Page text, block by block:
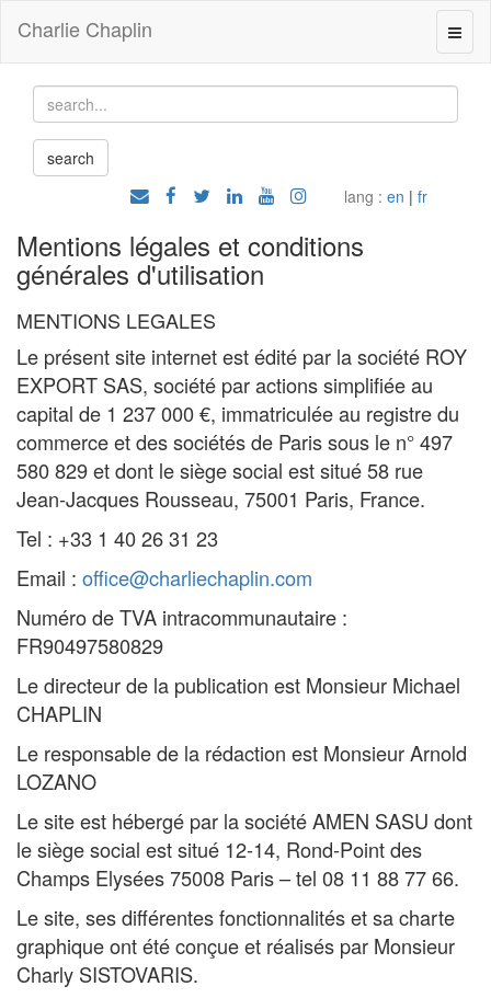
Charlie Chaplin
lang : en | fr
Mentions légales et conditions
générales d'utilisation
MENTIONS LEGALES
Le présent site internet est édité par la société ROY
EXPORT SAS, société par actions simplifiée au
capital de 1 237 000 €, immatriculée au registre du
commerce et des sociétés de Paris sous le n° 497
580 829 et dont le siège social est situé 58 rue
Jean-Jacques Rousseau, 75001 Paris, France.
Tel : +33 1 40 26 31 23
Email : office@charliechaplin.com
Numéro de TVA intracommunautaire :
FR90497580829
Le directeur de la publication est Monsieur Michael
CHAPLIN
Le responsable de la rédaction est Monsieur Arnold
LOZANO
Le site est hébergé par la société AMEN SASU dont
le siège social est situé 12-14, Rond-Point des
Champs Elysées 75008 Paris – tel 08 11 88 77 66.
Le site, ses différentes fonctionnalités et sa charte
graphique ont été conçue et réalisés par Monsieur
Charly SISTOVARIS.